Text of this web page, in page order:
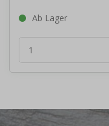
Ab Lager